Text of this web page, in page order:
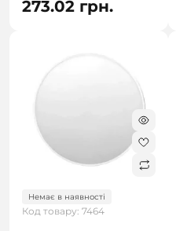
273.02 грн.
Немає в наявності
Код товару: 7464